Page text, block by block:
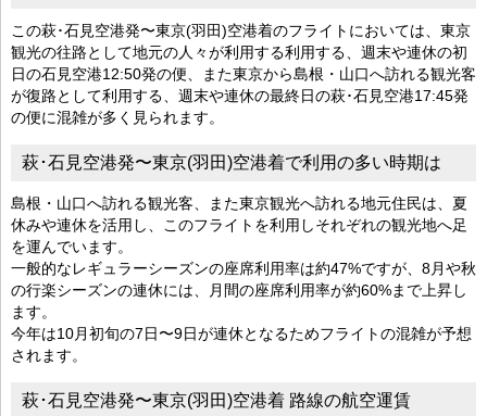
この萩･石見空港発〜東京(羽田)空港着のフライトにおいては、東京
観光の往路として地元の人々が利用する利用する、週末や連休の初
日の石見空港12:50発の便、また東京から島根・山口へ訪れる観光客
が復路として利用する、週末や連休の最終日の萩･石見空港17:45発
の便に混雑が多く見られます。
萩･石見空港発〜東京(羽田)空港着で利用の多い時期は
島根・山口へ訪れる観光客、また東京観光へ訪れる地元住民は、夏
休みや連休を活用し、このフライトを利用しそれぞれの観光地へ足
を運んでいます。
一般的なレギュラーシーズンの座席利用率は約47%ですが、8月や秋
の行楽シーズンの連休には、月間の座席利用率が約60%まで上昇し
ます。
今年は10月初旬の7日〜9日が連休となるためフライトの混雑が予想
されます。
萩･石見空港発〜東京(羽田)空港着 路線の航空運賃